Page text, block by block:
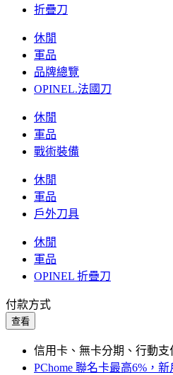
折疊刀
休閒
軍品
品牌總覽
OPINEL.法國刀
休閒
軍品
戰術裝備
休閒
軍品
戶外刀具
休閒
軍品
OPINEL 折疊刀
付款方式
查看
信用卡、無卡分期、行動
PChome 聯名卡最高6%，